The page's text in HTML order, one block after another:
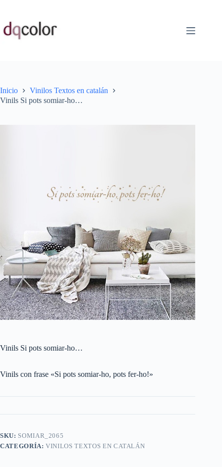
contenido
Inicio
Vinilos Textos en catalán
Vinils Si pots somiar-ho…
Vinils Si pots somiar-ho…
Vinils con frase «Si pots somiar-ho, pots fer-ho!»
SKU: SOMIAR_2065
CATEGORÍA:VINILOS TEXTOS EN CATALÁN